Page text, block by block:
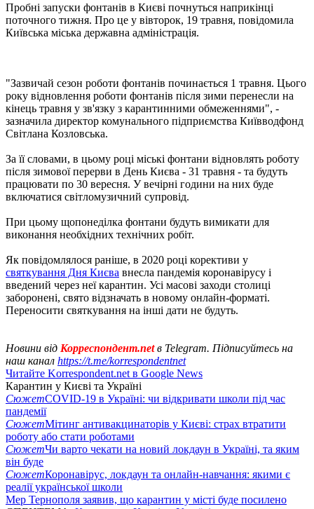
Пробні запуски фонтанів в Києві почнуться наприкінці
поточного тижня. Про це у вівторок, 19 травня, повідомила
Київська міська державна адміністрація.
"Зазвичай сезон роботи фонтанів починається 1 травня. Цього
року відновлення роботи фонтанів після зими перенесли на
кінець травня у зв'язку з карантинними обмеженнями", -
зазначила директор комунального підприємства Київводфонд
Світлана Козловська.
За її словами, в цьому році міські фонтани відновлять роботу
після зимової перерви в День Києва - 31 травня - та будуть
працювати по 30 вересня. У вечірні години на них буде
включатися світломузичний супровід.
При цьому щопонеділка фонтани будуть вимикати для
виконання необхідних технічних робіт.
Як повідомлялося раніше, в 2020 році корективи у
святкування Дня Києва внесла пандемія коронавірусу і
введений через неї карантин. Усі масові заходи столиці
заборонені, свято відзначать в новому онлайн-форматі.
Переносити святкування на інші дати не будуть.
Новини від Корреспондент.netв Telegram. Підписуйтесь на
наш канал https://t.me/korrespondentnet
Читайте Korrespondent.net в Google News
Карантин у Києві та Україні
СюжетCOVID-19 в Україні: чи відкривати школи під час
пандемії
СюжетМітинг антивакцинаторів у Києві: страх втратити
роботу або стати роботами
СюжетЧи варто чекати на новий локдаун в Україні, та яким
він буде
СюжетКоронавірус, локдаун та онлайн-навчання: якими є
реалії української школи
Мер Тернополя заявив, що карантин у місті буде посилено